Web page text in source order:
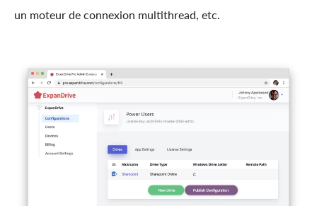
un moteur de connexion multithread, etc.